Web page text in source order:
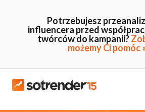
Potrzebujesz
influencera przed
twórców do kampanii?
możemy Ci pomóc